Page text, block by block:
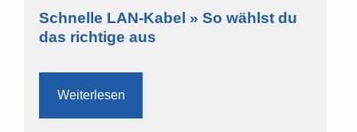
Schnelle LAN-Kabel » So wählst du
das richtige aus
Weiterlesen